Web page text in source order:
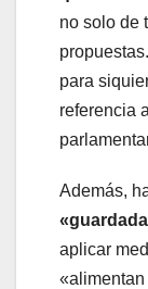
no solo de
para
referencia
Además,
aplicar